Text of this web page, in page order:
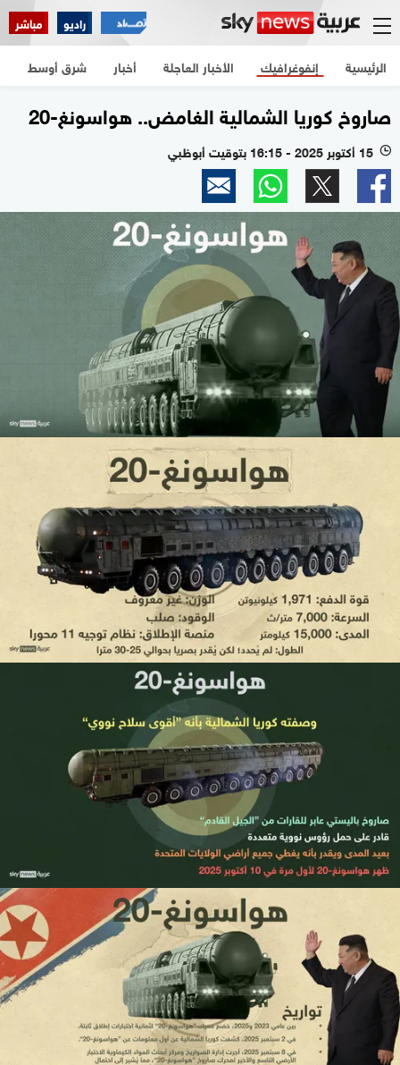
راديو مباشر
الرئيسية الأخبار العاجلة أخبار شرق أوسط إنفوغرافيك
صاروخ كوريا الشمالية الغامض.. هواسونغ-20
l 15 أكتوبر 2025 - 16:15 بتوقيت أبوظبي